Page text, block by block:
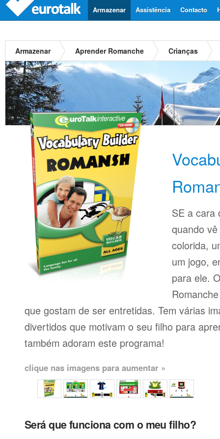
Contacto
Assistência
Armazenar
Armazenar Aprender Romanche Crianças
SE a cara
quando
colorida,
um jogo,
para ele.
que gostam de ser entretidas. Tem várias
divertidos que motivam o seu filho para
também adoram este programa!
clique nas imagens para aumentar »
Será que funciona com o meu filho?